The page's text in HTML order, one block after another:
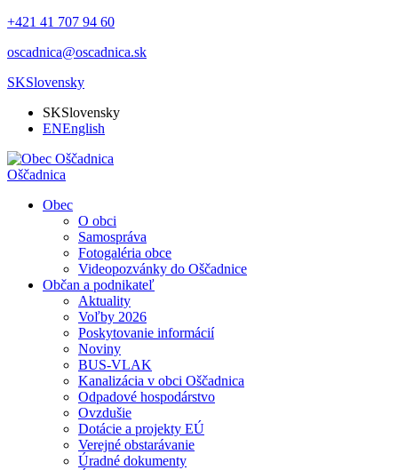
+421 41 707 94 60
oscadnica@oscadnica.sk
SKSlovensky
SKSlovensky
ENEnglish
Oščadnica
Obec
O obci
Samospráva
Fotogaléria obce
Videopozvánky do Oščadnice
Občan a podnikateľ
Aktuality
Voľby 2026
Poskytovanie informácií
Noviny
BUS-VLAK
Kanalizácia v obci Oščadnica
Odpadové hospodárstvo
Ovzdušie
Dotácie a projekty EÚ
Verejné obstarávanie
Úradné dokumenty